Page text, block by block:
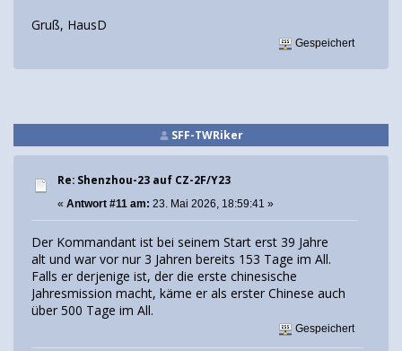
Gruß, HausD
Gespeichert
SFF-TWRiker
Re: Shenzhou-23 auf CZ-2F/Y23
« Antwort #11 am: 23. Mai 2026, 18:59:41 »
Der Kommandant ist bei seinem Start erst 39 Jahre
alt und war vor nur 3 Jahren bereits 153 Tage im All.
Falls er derjenige ist, der die erste chinesische
Jahresmission macht, käme er als erster Chinese auch
über 500 Tage im All.
Gespeichert